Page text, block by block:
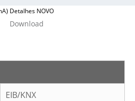
Download
EIB/KNX